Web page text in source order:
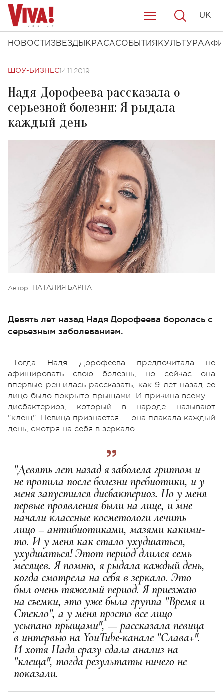
НОВОСТИ ЗВЕЗДЫ КРАСАСОБЫТИЯ КУЛЬТУРА
UK
ШОУ-БИЗНЕС14.11.2019
Надя Дорофеева рассказала о
серьезной болезни: Я рыдала
каждый день
Автор: НАТАЛИЯ БАРНА
Девять лет назад Надя Дорофеева боролась с
серьезным заболеванием.
Тогда Надя Дорофеева предпочитала не
афишировать свою болезнь, но сейчас она
впервые решилась рассказать, как 9 лет назад ее
лицо было покрыто прыщами. И причина всему —
дисбактериоз, который в народе называют
"клещ". Певица признается — она плакала каждый
день, смотря на себя в зеркало.
"Девять лет назад я заболела гриппом и
не пропила после болезни пребиотики, и у
меня запустился дисбактериоз. Но у меня
первые проявления были на лице, и мне
начали классные косметологи лечить
лицо – антибиотиками, мазями какими-
то. И у меня как стало ухудшаться,
ухудшаться! Этот период длился семь
месяцев. Я помню, я рыдала каждый день,
когда смотрела на себя в зеркало. Это
был очень тяжелый период. Я приезжаю
на съемки, это уже была группа "Время и
Стекло", а у меня просто все лицо
усыпано прыщами", — рассказала певица
в интервью на YouTube-канале "Слава+".
И хотя Надя сразу сдала анализ на
"клеща", тогда результаты ничего не
показали.